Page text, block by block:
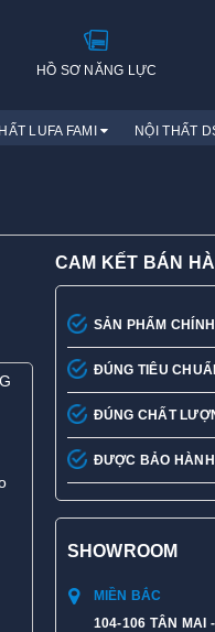
HỒ SƠ NĂNG LỰC
LUFA FAMI NỘI THẤT
CAM KẾT BÁN
SẢN PHẨM
ĐÚNG TIÊU
ĐÚNG CHẤT
ĐƯỢC BẢO
SHOWROOM
MIỀN BẮC
104-106 TÂN MAI